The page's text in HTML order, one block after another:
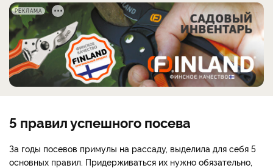
РЕКЛАМА
5 правил успешного посева
За годы посевов примулы на рассаду, выделила для себя 5
основных правил. Придерживаться их нужно обязательно,